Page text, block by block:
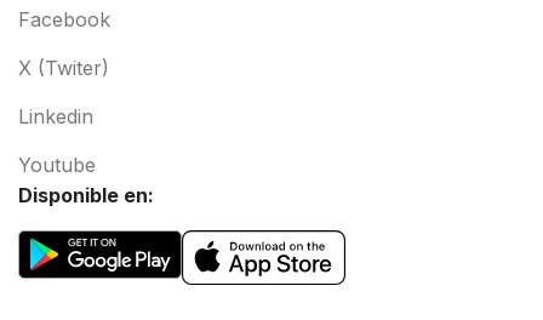
Facebook
X (Twiter)
Linkedin
Youtube
Disponible en: